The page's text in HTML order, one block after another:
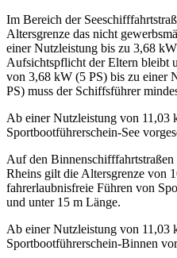
Im Bereich der
Altersgrenze das nicht
einer Nutzleistung bis zu 3,68
Aufsichtspflicht der Eltern bleibt
von 3,68 kW (5 PS) bis zu einer
PS) muss der Schiffsführer
Ab einer Nutzleistung von 11,03
Sportbootführerschein-See
Auf den Binnenschifffahrtstraßen
Rheins gilt die Altersgrenze von
fahrerlaubnisfreie Führen von
und unter 15 m Länge.
Ab einer Nutzleistung von 11,03
Sportbootführerschein-Binnen